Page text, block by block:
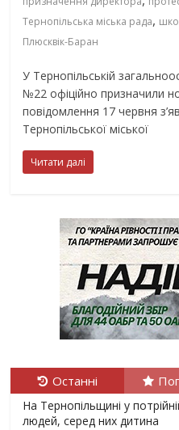
Тернопільська міська рада,
Плюсквік-Баран
У Тернопільській
№22 офіційно призначили
повідомлення 17 червня
Тернопільської міської
Читати далі
Останні
На Тернопільщині у
людей, серед них дитина